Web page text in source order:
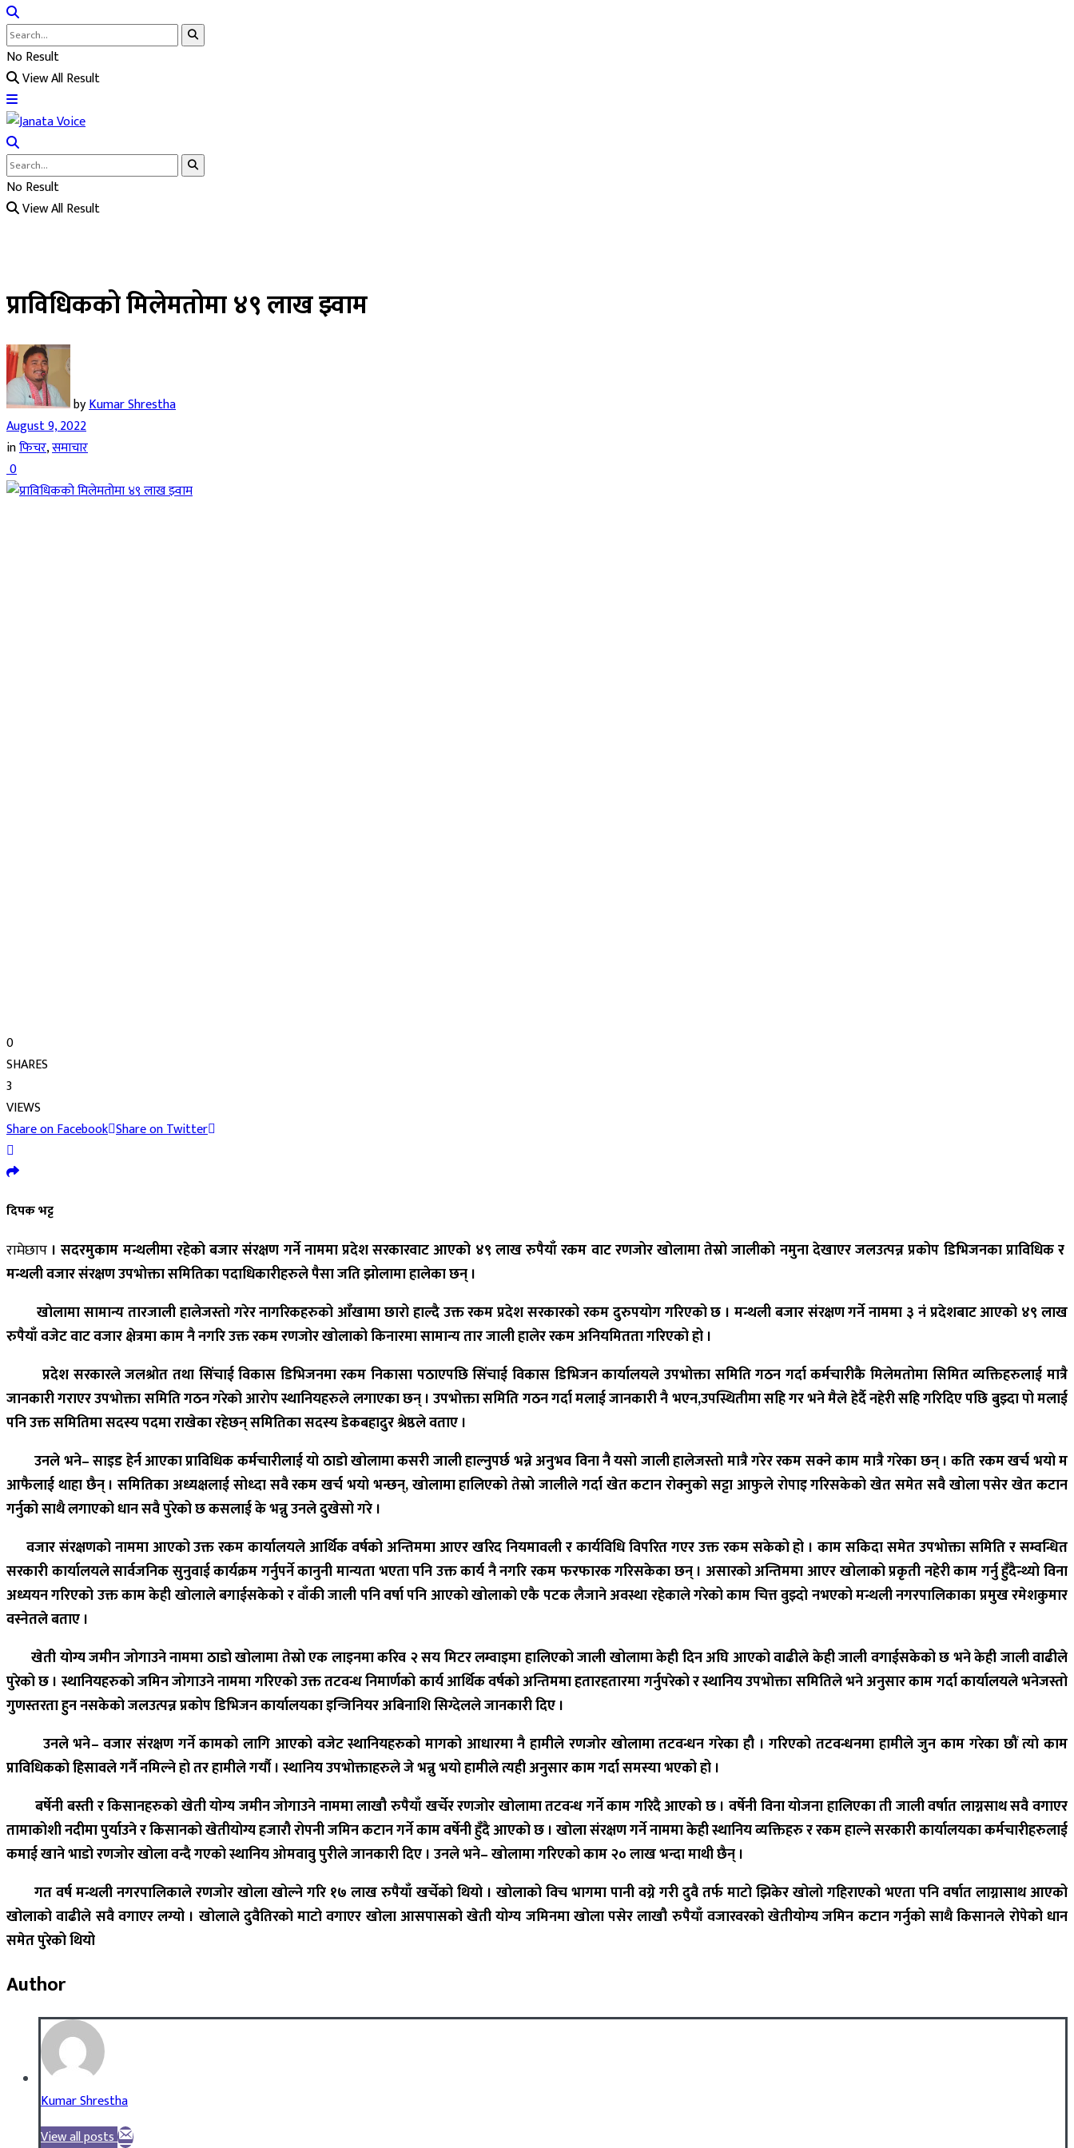
No Result
View All Result
No Result
View All Result
प्राविधिकको मिलेमतोमा ४९ लाख झ्वाम
byKumar Shrestha
August 9, 2022
inफिचर,समाचार
0
0
SHARES
3
VIEWS
Share on Facebook Share on Twitter
दिपक भट्ट
रामेछाप । सदरमुकाम मन्थलीमा रहेको बजार संरक्षण गर्ने नाममा प्रदेश सरकारवाट आएको ४९ लाख रुपैयाँ रकम वाट रणजोर खोलामा तेस्रो जालीको नमुना देखाएर जलउत्पन्न प्रकोप डिभिजनका प्राविधिक र
मन्थली वजार संरक्षण उपभोक्ता समितिका पदाधिकारीहरुले पैसा जति झोलामा हालेका छन् ।
खोलामा सामान्य तारजाली हालेजस्तो गरेर नागरिकहरुको आँखामा छारो हाल्दै उक्त रकम प्रदेश सरकारको रकम दुरुपयोग गरिएको छ । मन्थली बजार संरक्षण गर्ने नाममा ३ नं प्रदेशबाट आएको ४९ लाख
रुपैयाँ वजेट वाट वजार क्षेत्रमा काम नै नगरि उक्त रकम रणजोर खोलाको किनारमा सामान्य तार जाली हालेर रकम अनियमितता गरिएको हो ।
प्रदेश सरकारले जलश्रोत तथा सिंचाई विकास डिभिजनमा रकम निकासा पठाएपछि सिंचाई विकास डिभिजन कार्यालयले उपभोक्ता समिति गठन गर्दा कर्मचारीकै मिलेमतोमा सिमित व्यक्तिहरुलाई मात्रै
जानकारी गराएर उपभोक्ता समिति गठन गरेको आरोप स्थानियहरुले लगाएका छन् । उपभोक्ता समिति गठन गर्दा मलाई जानकारी नै भएन,उपस्थितीमा सहि गर भने मैले हेर्दै नहेरी सहि गरिदिए पछि बुझ्दा पो मलाई
पनि उक्त समितिमा सदस्य पदमा राखेका रहेछन् समितिका सदस्य डेकबहादुर श्रेष्ठले वताए ।
उनले भने–साइड हेर्न आएका प्राविधिक कर्मचारीलाई यो ठाडो खोलामा कसरी जाली हाल्नुपर्छ भन्ने अनुभव विना नै यसो जाली हालेजस्तो मात्रै गरेर रकम सक्ने काम मात्रै गरेका छन् । कति रकम खर्च भयो म
आफैलाई थाहा छैन् । समितिका अध्यक्षलाई सोध्दा सवै रकम खर्च भयो भन्छन्,खोलामा हालिएको तेस्रो जालीले गर्दा खेत कटान रोक्नुको सट्टा आफुले रोपाइ गरिसकेको खेत समेत सवै खोला पसेर खेत कटान
गर्नुको साथै लगाएको धान सवै पुरेको छ कसलाई के भन्नु उनले दुखेसो गरे ।
वजार संरक्षणको नाममा आएको उक्त रकम कार्यालयले आर्थिक वर्षको अन्तिममा आएर खरिद नियमावली र कार्यविधि विपरित गएर उक्त रकम सकेको हो । काम सकिदा समेत उपभोक्ता समिति र सम्वन्धित
सरकारी कार्यालयले सार्वजनिक सुनुवाई कार्यक्रम गर्नुपर्ने कानुनी मान्यता भएता पनि उक्त कार्य नै नगरि रकम फरफारक गरिसकेका छन् । असारको अन्तिममा आएर खोलाको प्रकृती नहेरी काम गर्नु हुँदैन्थ्यो विना
अध्ययन गरिएको उक्त काम केही खोलाले बगाईसकेको र वाँकी जाली पनि वर्षा पनि आएको खोलाको एकै पटक लैजाने अवस्था रहेकाले गरेको काम चित्त वुझ्दो नभएको मन्थली नगरपालिकाका प्रमुख रमेशकुमार
वस्नेतले बताए ।
खेती योग्य जमीन जोगाउने नाममा ठाडो खोलामा तेस्रो एक लाइनमा करिव २ सय मिटर लम्वाइमा हालिएको जाली खोलामा केही दिन अघि आएको वाढीले केही जाली वगाईसकेको छ भने केही जाली वाढीले
पुरेको छ । स्थानियहरुको जमिन जोगाउने नाममा गरिएको उक्त तटवन्ध निमार्णको कार्य आर्थिक वर्षको अन्तिममा हतारहतारमा गर्नुपरेको र स्थानिय उपभोक्ता समितिले भने अनुसार काम गर्दा कार्यालयले भनेजस्तो
गुणस्तरता हुन नसकेको जलउत्पन्न प्रकोप डिभिजन कार्यालयका इन्जिनियर अबिनाशि सिग्देलले जानकारी दिए ।
उनले भने–वजार संरक्षण गर्ने कामको लागि आएको वजेट स्थानियहरुको मागको आधारमा नै हामीले रणजोर खोलामा तटवन्धन गरेका हौ । गरिएको तटवन्धनमा हामीले जुन काम गरेका छौं त्यो काम
प्राविधिकको हिसावले गर्नै नमिल्ने हो तर हामीले गर्यौ । स्थानिय उपभोक्ताहरुले जे भन्नु भयो हामीले त्यही अनुसार काम गर्दा समस्या भएको हो ।
बर्षेनी बस्ती र किसानहरुको खेती योग्य जमीन जोगाउने नाममा लाखौ रुपैयाँ खर्चेर रणजोर खोलामा तटवन्ध गर्ने काम गरिदै आएको छ । वर्षेनी विना योजना हालिएका ती जाली वर्षात लाग्नसाथ सवै वगाएर
तामाकोशी नदीमा पुर्याउने र किसानको खेतीयोग्य हजारौ रोपनी जमिन कटान गर्ने काम वर्षेनी हुँदै आएको छ । खोला संरक्षण गर्ने नाममा केही स्थानिय व्यक्तिहरु र रकम हाल्ने सरकारी कार्यालयका कर्मचारीहरुलाई
कमाई खाने भाडो रणजोर खोला वन्दै गएको स्थानिय ओमवावु पुरीले जानकारी दिए । उनले भने–खोलामा गरिएको काम २० लाख भन्दा माथी छैन् ।
गत वर्ष मन्थली नगरपालिकाले रणजोर खोला खोल्ने गरि १७ लाख रुपैयाँ खर्चेको थियो । खोलाको विच भागमा पानी वग्ने गरी दुवै तर्फ माटो झिकेर खोलो गहिराएको भएता पनि वर्षात लाग्नासाथ आएको
खोलाको वाढीले सवै वगाएर लग्यो । खोलाले दुवैतिरको माटो वगाएर खोला आसपासको खेती योग्य जमिनमा खोला पसेर लाखौ रुपैयाँ वजारवरको खेतीयोग्य जमिन कटान गर्नुको साथै किसानले रोपेको धान
समेत पुरेको थियो
Author
Kumar Shrestha
View all posts